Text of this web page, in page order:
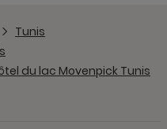
Tunis
du lac Movenpick Tunis